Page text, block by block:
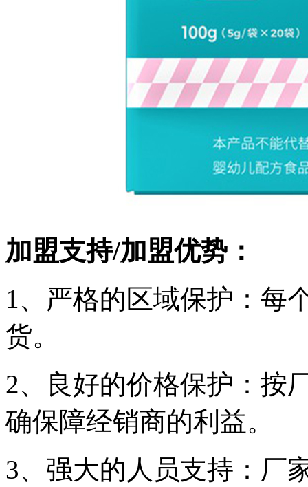
加盟支持/加盟优势：
1、严格的区域保护：每
货。
2、良好的价格保护：按
确保障经销商的利益。
3、强大的人员支持：厂